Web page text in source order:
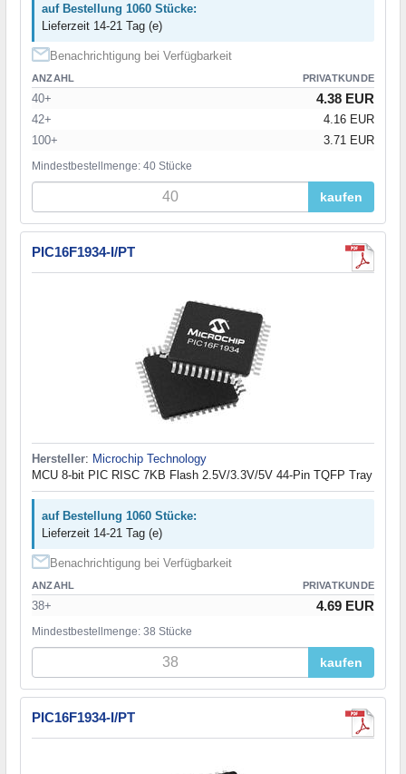
auf Bestellung 1060 Stücke:
Lieferzeit 14-21 Tag (e)
Benachrichtigung bei Verfügbarkeit
ANZAHL PRIVATKUNDE
40+ 4.38 EUR
42+
4.16 EUR
100+
3.71 EUR
Mindestbestellmenge: 40 Stücke
kaufen
PIC16F1934-I/PT
Hersteller: Microchip Technology
MCU 8-bit PIC RISC 7KB Flash 2.5V/3.3V/5V 44-Pin TQFP Tray
auf Bestellung 1060 Stücke:
Lieferzeit 14-21 Tag (e)
Benachrichtigung bei Verfügbarkeit
ANZAHL PRIVATKUNDE
38+ 4.69 EUR
Mindestbestellmenge: 38 Stücke
kaufen
PIC16F1934-I/PT